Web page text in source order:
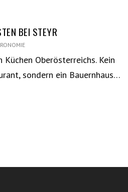
BEI STEYR
Küchen Oberösterreichs. Kein
sondern ein Bauernhaus…